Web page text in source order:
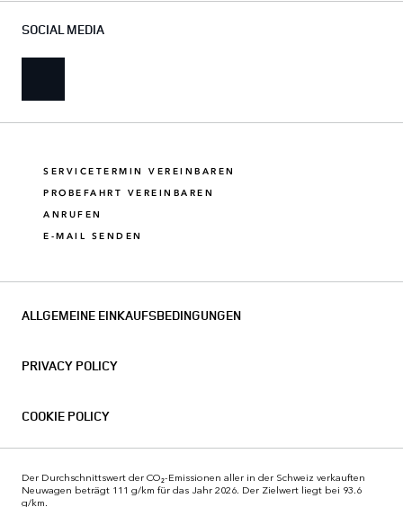
ALLGEMEINE EINKAUFSBEDINGUNGEN
PRIVACY POLICY
COOKIE POLICY
SERVICETERMIN VEREINBAREN
PROBEFAHRT VEREINBAREN
ANRUFEN
E-MAIL SENDEN
SOCIAL MEDIA
Der Durchschnittswert der CO₂-Emissionen aller in der Schweiz verkauften
Neuwagen beträgt 111 g/km für das Jahr 2026. Der Zielwert liegt bei 93.6
g/km.